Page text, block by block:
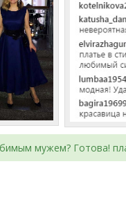
мужем? Готова!